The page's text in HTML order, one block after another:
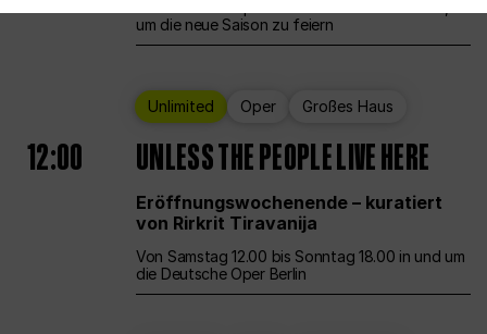
um die neue Saison zu feiern
Unlimited Oper Großes Haus
12:00 UNLESS THE PEOPLE LIVE HERE
Eröffnungswochenende – kuratiert
von Rirkrit Tiravanija
Von Samstag 12.00 bis Sonntag 18.00 in und um
die Deutsche Oper Berlin